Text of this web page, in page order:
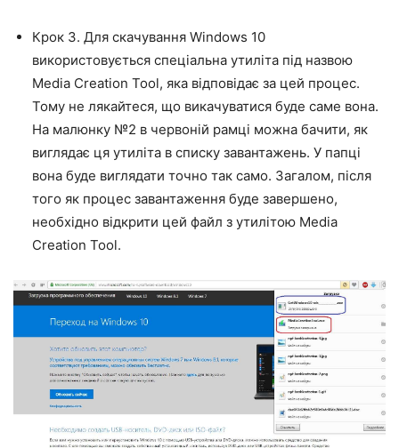
Крок 3. Для скачування Windows 10
використовується спеціальна утиліта під назвою
Media Creation Tool, яка відповідає за цей процес.
Тому не лякайтеся, що викачуватися буде саме вона.
На малюнку №2 в червоній рамці можна бачити, як
виглядає ця утиліта в списку завантажень. У папці
вона буде виглядати точно так само. Загалом, після
того як процес завантаження буде завершено,
необхідно відкрити цей файл з утилітою Media
Creation Tool.